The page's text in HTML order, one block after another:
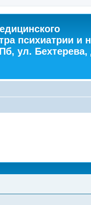
психиатрии и
ул. Бехтерева,